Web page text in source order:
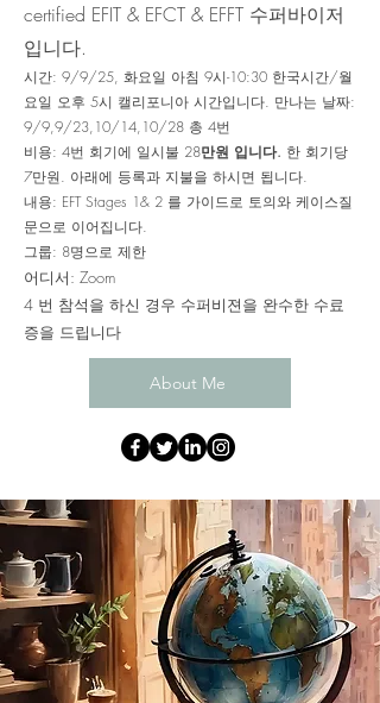
certified EFIT & EFCT & EFFT 수퍼바이저
입니다.
시간: 9/9/25, 화요일 아침 9시-10:30 한국시간/월
요일 오후 5시 캘리포니아 시간입니다. 만나는 날짜:
9/9,9/23,10/14,10/28 총 4번
비용: 4번 회기에 일시불 28만원 입니다. 한 회기당
7만원. 아래에 등록과 지불을 하시면 됩니다.
​내용: EFT Stages 1& 2 를 가이드로 토의와 케이스질
문으로 이어집니다.
그룹: 8명으로 제한
어디서: Zoom
4 번 참석을 하신 경우 수퍼비젼을 완수한 수료
증을 드립니다
About Me